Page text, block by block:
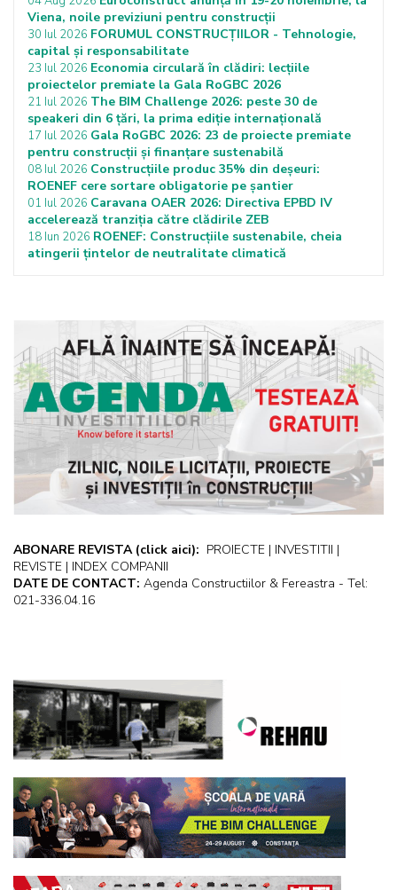
Viena, noile previziuni pentru construcții
30 Iul 2026 FORUMUL CONSTRUCȚIILOR - Tehnologie,
capital și responsabilitate
23 Iul 2026 Economia circulară în clădiri: lecțiile
proiectelor premiate la Gala RoGBC 2026
21 Iul 2026 The BIM Challenge 2026: peste 30 de
speakeri din 6 țări, la prima ediție internațională
17 Iul 2026 Gala RoGBC 2026: 23 de proiecte premiate
pentru construcții și finanțare sustenabilă
08 Iul 2026 Construcțiile produc 35% din deșeuri:
ROENEF cere sortare obligatorie pe șantier
01 Iul 2026 Caravana OAER 2026: Directiva EPBD IV
accelerează tranziția către clădirile ZEB
18 Iun 2026 ROENEF: Construcțiile sustenabile, cheia
atingerii țintelor de neutralitate climatică
ABONARE REVISTA (click aici): PROIECTE | INVESTITII |
REVISTE | INDEX COMPANII
DATE DE CONTACT: Agenda Constructiilor & Fereastra - Tel:
021-336.04.16